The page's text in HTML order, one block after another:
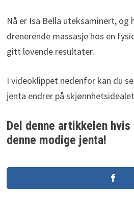
Nå er Isa Bella uteksaminert, og
drenerende massasje hos en
gitt lovende resultater.
I videoklippet nedenfor kan du
jenta endrer på
Del denne artikkelen hvis
denne modige jenta!